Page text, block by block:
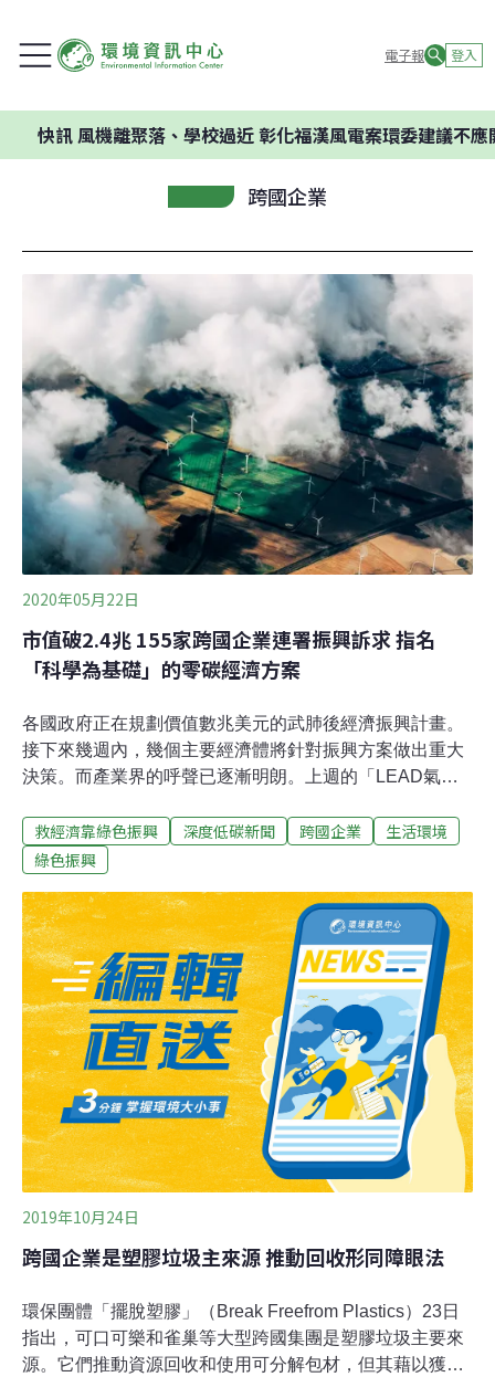
電子報 登入
風機離聚落、學校過近 彰化福漢風電案環委建議不應開發
跨國企業
2020年05月22日
市值破2.4兆 155家跨國企業連署振興訴求 指名
「科學為基礎」的零碳經濟方案
各國政府正在規劃價值數兆美元的武肺後經濟振興計畫。
接下來幾週內，幾個主要經濟體將針對振興方案做出重大
決策。而產業界的呼聲已逐漸明朗。上週的「LEAD氣候
（CERES）聯合250多位商業領袖和投資者向美國國會呼
籲，應為武漢肺炎後更具韌性、永續的經濟發展打下基
司，總市值超過2.4兆美元，員工總數超過500萬人，響應
來自220個國家和地區政府組成的「Under2」聯盟的號
召，發表聯合聲明，呼籲全球各國政府以最新的氣候科學
證據來規劃疫情後振興方案。簽署這份聲明的公司包括
Adobe、Burberry、Carlsberg Group、可口可樂歐洲合作
夥伴、高露潔－棕欖、伊萊克斯、H＆M、HP、瑪氏、雀
巢、Salesforce、聯合利華等知名企業，也都是「科學基
礎減量目標倡議」（Science Based
救經濟靠綠色振興 深度低碳新聞 跨國企業
生活環境
綠色振興
2019年10月24日
跨國企業是塑膠垃圾主來源 推動回收形同障眼法
環保團體「擺脫塑膠」（Break Freefrom Plastics）23日
指出，可口可樂和雀巢等大型跨國集團是塑膠垃圾主要來
源。它們推動資源回收和使用可分解包材，但其藉以獲取